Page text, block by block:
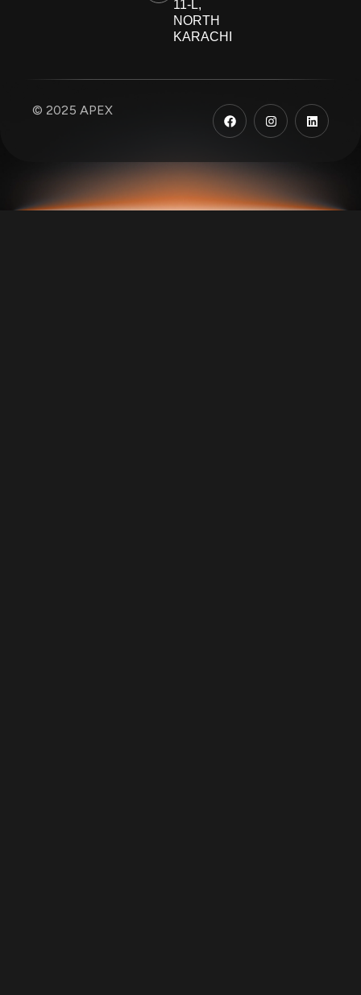
11-L,
NORTH
KARACHI
© 2025 APEX
F
a
c
o
o
k
I
n
s
a
m
L
i
n